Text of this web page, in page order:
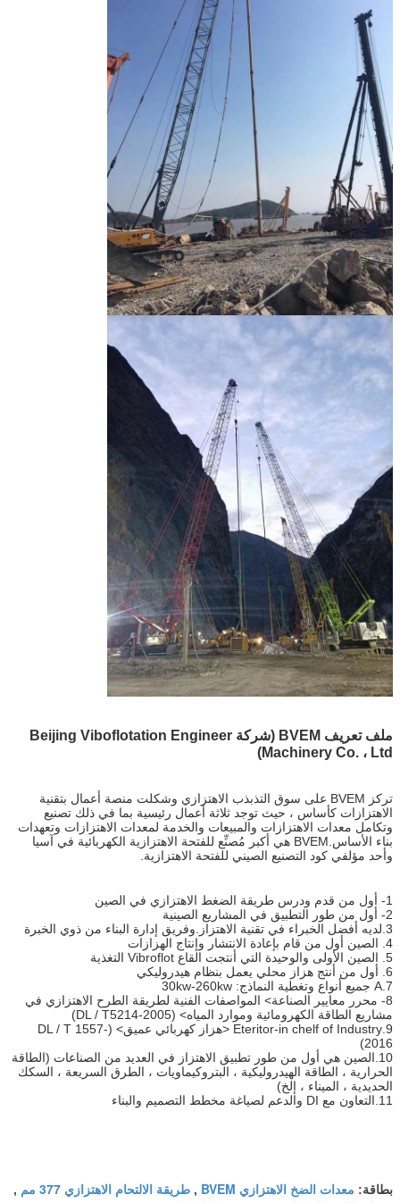
ملف تعريف BVEM (شركة Beijing Viboflotation Engineer
Machinery Co. ، Ltd)
تركز BVEM على سوق التذبذب الاهتزازي وشكلت منصة أعمال بتقنية
الاهتزازات كأساس ، حيث توجد ثلاثة أعمال رئيسية بما في ذلك تصنيع
وتكامل معدات الاهتزازات والمبيعات والخدمة لمعدات الاهتزازات وتعهدات
بناء الأساس.BVEM هي أكبر مُصنِّع للفتحة الاهتزازية الكهربائية في آسيا
وأحد مؤلفي كود التصنيع الصيني للفتحة الاهتزازية.
1- أول من قدم ودرس طريقة الضغط الاهتزازي في الصين
2- أول من طور التطبيق في المشاريع الصينية
3.لديه أفضل الخبراء في تقنية الاهتزاز.وفريق إدارة البناء من ذوي الخبرة
4. الصين أول من قام بإعادة الانتشار وإنتاج الهزازات
5. الصين الأولى والوحيدة التي أنتجت القاع Vibroflot التغذية
6. أول من أنتج هزاز محلي يعمل بنظام هيدروليكي
7.A جميع أنواع وتغطية النماذج: 30kw-260kw
8- محرر معايير الصناعة> المواصفات الفنية لطريقة الطرح الاهتزازي في
مشاريع الطاقة الكهرومائية وموارد المياه> (DL / T5214-2005)
9.Eteritor-in chelf of Industry <هزاز كهربائي عميق> (DL / T 1557-
2016)
10.الصين هي أول من طور تطبيق الاهتزاز في العديد من الصناعات (الطاقة
الحرارية ، الطاقة الهيدروليكية ، البتروكيماويات ، الطرق السريعة ، السكك
الحديدية ، الميناء ، إلخ)
11.التعاون مع DI والدعم لصياغة مخطط التصميم والبناء
بطاقة: معدات الضخ الاهتزازي BVEM , طريقة الالتحام الاهتزازي 377 مم ,